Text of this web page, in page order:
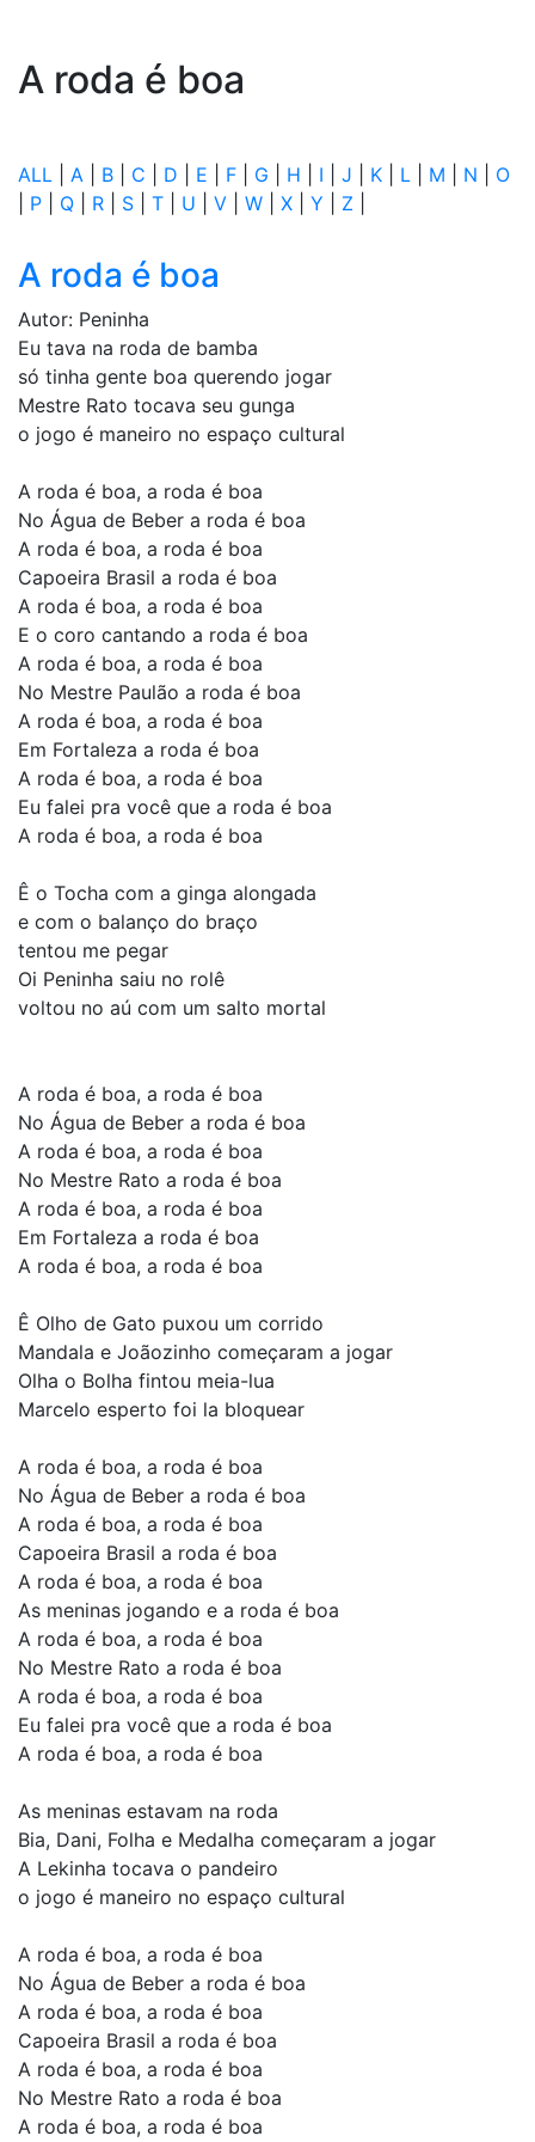
A roda é boa
ALL A B C D E F G H I J K L M N
O
P Q R S T U V W X Y Z
A roda é boa
Autor: Peninha
Eu tava na roda de bamba
só tinha gente boa querendo jogar
Mestre Rato tocava seu gunga
o jogo é maneiro no espaço cultural
A roda é boa, a roda é boa
No Água de Beber a roda é boa
A roda é boa, a roda é boa
Capoeira Brasil a roda é boa
A roda é boa, a roda é boa
E o coro cantando a roda é boa
A roda é boa, a roda é boa
No Mestre Paulão a roda é boa
A roda é boa, a roda é boa
Em Fortaleza a roda é boa
A roda é boa, a roda é boa
Eu falei pra você que a roda é boa
A roda é boa, a roda é boa
Ê o Tocha com a ginga alongada
e com o balanço do braço
tentou me pegar
Oi Peninha saiu no rolê
voltou no aú com um salto mortal
A roda é boa, a roda é boa
No Água de Beber a roda é boa
A roda é boa, a roda é boa
No Mestre Rato a roda é boa
A roda é boa, a roda é boa
Em Fortaleza a roda é boa
A roda é boa, a roda é boa
Ê Olho de Gato puxou um corrido
Mandala e Joãozinho começaram a jogar
Olha o Bolha fintou meia-lua
Marcelo esperto foi la bloquear
A roda é boa, a roda é boa
No Água de Beber a roda é boa
A roda é boa, a roda é boa
Capoeira Brasil a roda é boa
A roda é boa, a roda é boa
As meninas jogando e a roda é boa
A roda é boa, a roda é boa
No Mestre Rato a roda é boa
A roda é boa, a roda é boa
Eu falei pra você que a roda é boa
A roda é boa, a roda é boa
As meninas estavam na roda
Bia, Dani, Folha e Medalha começaram a jogar
A Lekinha tocava o pandeiro
o jogo é maneiro no espaço cultural
A roda é boa, a roda é boa
No Água de Beber a roda é boa
A roda é boa, a roda é boa
Capoeira Brasil a roda é boa
A roda é boa, a roda é boa
No Mestre Rato a roda é boa
A roda é boa, a roda é boa